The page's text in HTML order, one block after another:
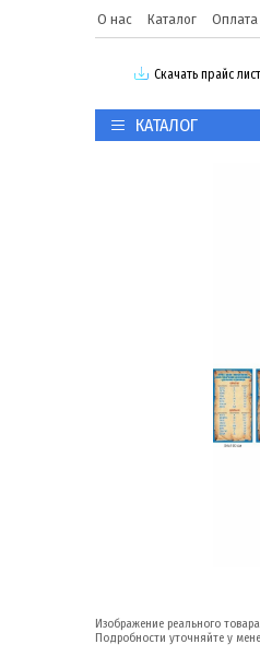
О нас Каталог Оплата
Скачать прайс лист
КАТАЛОГ
Изображение реального
Подробности уточняйте у